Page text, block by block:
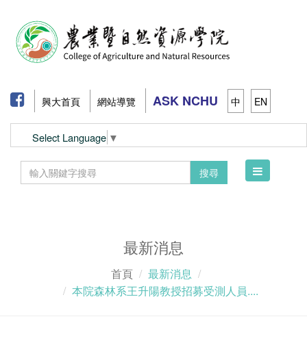
興大首頁 網站導覽 ASK NCHU 中 EN
Select Language ▼
搜尋
Toggle
最新消息
首頁
最新消息
本院森林系王升陽教授招募受測人員....